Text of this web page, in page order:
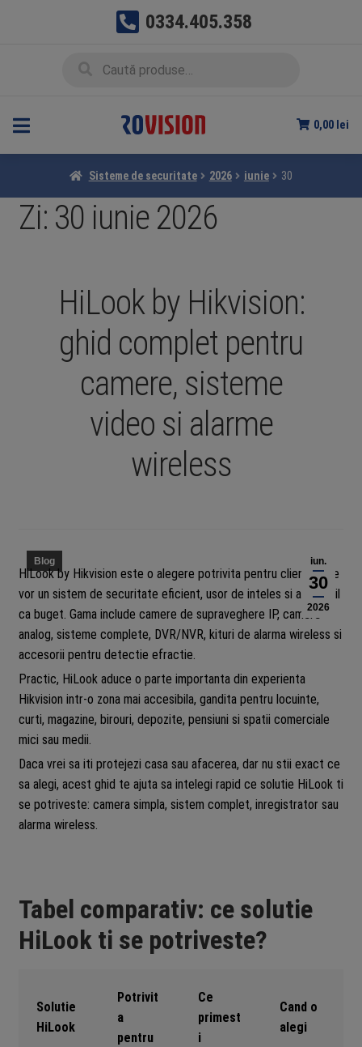
0334.405.358
0,00 lei
Sisteme de securitate 2026 iunie 30
Zi: 30 iunie 2026
HiLook by Hikvision:
ghid complet pentru
camere, sisteme
video si alarme
wireless
iun.
30
2026
Blog
HiLook by Hikvision este o alegere potrivita pentru clientii care
vor un sistem de securitate eficient, usor de inteles si accesibil
ca buget. Gama include camere de supraveghere IP, camere
analog, sisteme complete, DVR/NVR, kituri de alarma wireless si
accesorii pentru detectie efractie.
Practic, HiLook aduce o parte importanta din experienta
Hikvision intr-o zona mai accesibila, gandita pentru locuinte,
curti, magazine, birouri, depozite, pensiuni si spatii comerciale
mici sau medii.
Daca vrei sa iti protejezi casa sau afacerea, dar nu stii exact ce
sa alegi, acest ghid te ajuta sa intelegi rapid ce solutie HiLook ti
se potriveste: camera simpla, sistem complet, inregistrator sau
alarma wireless.
Tabel comparativ: ce solutie
HiLook ti se potriveste?
Solutie
HiLook
Potrivit
a
pentru
Ce
primest
i
Cand o
alegi